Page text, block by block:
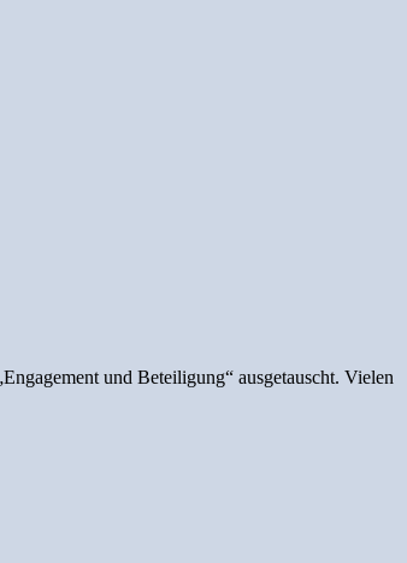
und Beteiligung“ ausgetauscht. Vielen